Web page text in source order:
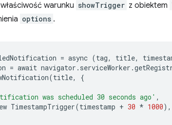
warunku showTrigger z obiektem
options .
= async (tag, title,
= await navigator . serviceWorker .
(title,
{
was scheduled 30 seconds ago' ,
TimestampTrigger(timestamp + 30 * 1000),